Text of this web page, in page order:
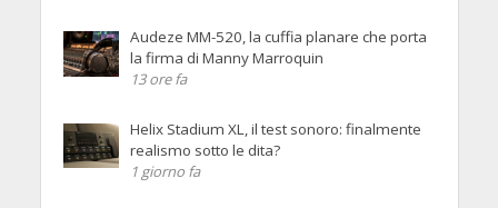
Audeze MM-520, la cuffia planare che porta
la firma di Manny Marroquin
13 ore fa
Helix Stadium XL, il test sonoro: finalmente
realismo sotto le dita?
1 giorno fa